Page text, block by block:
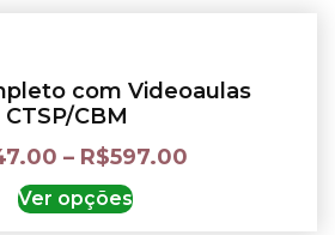
com Videoaulas
CTSP/CBM
– R$597.00
Ver opções